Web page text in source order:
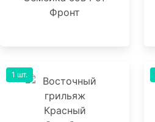
Фронт
1 шт.